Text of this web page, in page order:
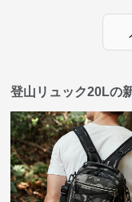
登山リュック20Lの